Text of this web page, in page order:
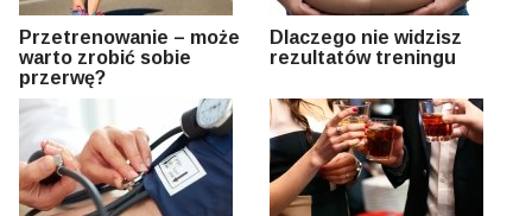
Przetrenowanie – może
warto zrobić sobie
przerwę?
Dlaczego nie widzisz
rezultatów treningu